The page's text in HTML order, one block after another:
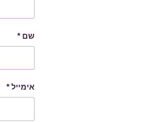
שם *
אימייל *